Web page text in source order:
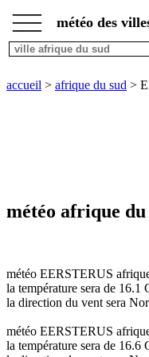
accueil
météo
afrique
sud
___
___ météo des
accueil > afrique du sud >
météo afrique
météo EERSTERUS
la température sera de 16.1
la direction du vent sera
météo EERSTERUS
la température sera de 16.6